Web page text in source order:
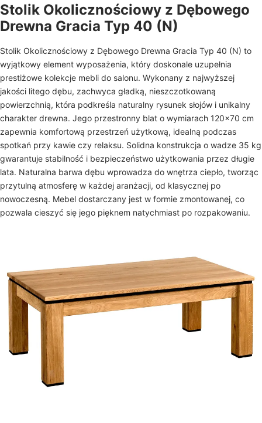
Stolik Okolicznościowy z Dębowego
Drewna Gracia Typ 40 (N)
Stolik Okolicznościowy z Dębowego Drewna Gracia Typ 40 (N) to
wyjątkowy element wyposażenia, który doskonale uzupełnia
prestiżowe kolekcje mebli do salonu. Wykonany z najwyższej
jakości litego dębu, zachwyca gładką, nieszczotkowaną
powierzchnią, która podkreśla naturalny rysunek słojów i unikalny
charakter drewna. Jego przestronny blat o wymiarach 120×70 cm
zapewnia komfortową przestrzeń użytkową, idealną podczas
spotkań przy kawie czy relaksu. Solidna konstrukcja o wadze 35 kg
gwarantuje stabilność i bezpieczeństwo użytkowania przez długie
lata. Naturalna barwa dębu wprowadza do wnętrza ciepło, tworząc
przytulną atmosferę w każdej aranżacji, od klasycznej po
nowoczesną. Mebel dostarczany jest w formie zmontowanej, co
pozwala cieszyć się jego pięknem natychmiast po rozpakowaniu.